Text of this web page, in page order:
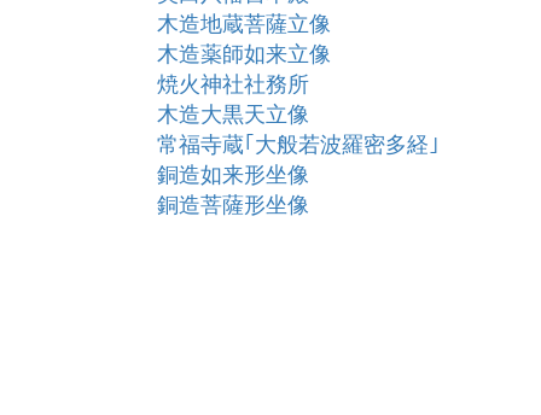
木造地蔵菩薩立像
木造薬師如来立像
焼火神社社務所
木造大黒天立像
常福寺蔵｢大般若波羅密多経｣
銅造如来形坐像
銅造菩薩形坐像